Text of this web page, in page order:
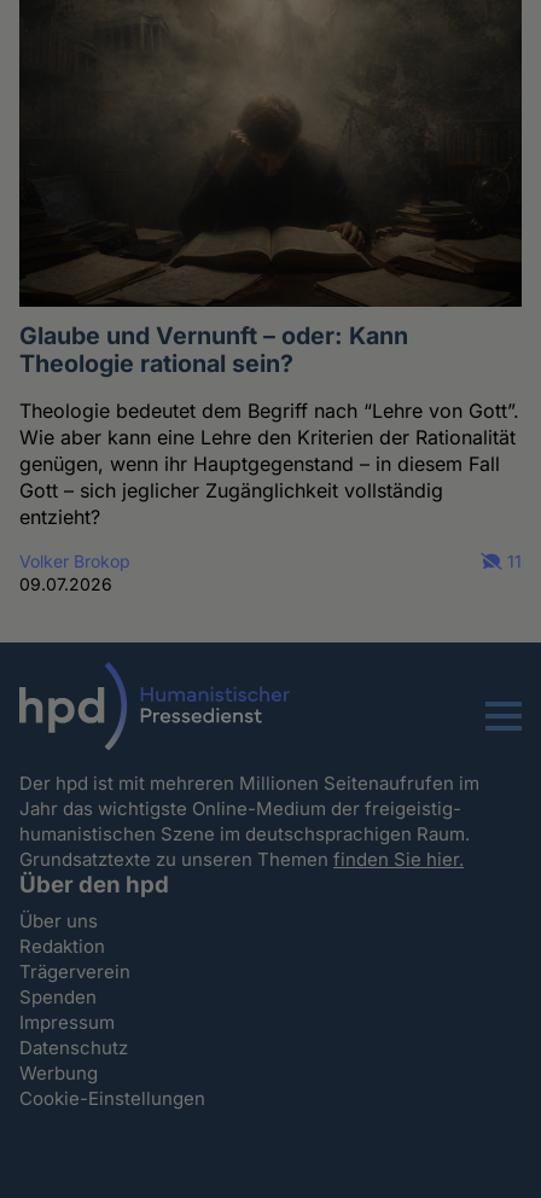
Glaube und Vernunft – oder: Kann
Theologie rational sein?
Theologie bedeutet dem Begriff nach “Lehre von Gott”.
Wie aber kann eine Lehre den Kriterien der Rationalität
genügen, wenn ihr Hauptgegenstand – in diesem Fall
Gott – sich jeglicher Zugänglichkeit vollständig
entzieht?
Volker Brokop
09.07.2026
11
Menu
Der hpd ist mit mehreren Millionen Seitenaufrufen im
Jahr das wichtigste Online-Medium der freigeistig-
humanistischen Szene im deutschsprachigen Raum.
Grundsatztexte zu unseren Themenfinden Sie hier.
Über den hpd
Über uns
Redaktion
Trägerverein
Spenden
Impressum
Datenschutz
Werbung
Cookie-Einstellungen